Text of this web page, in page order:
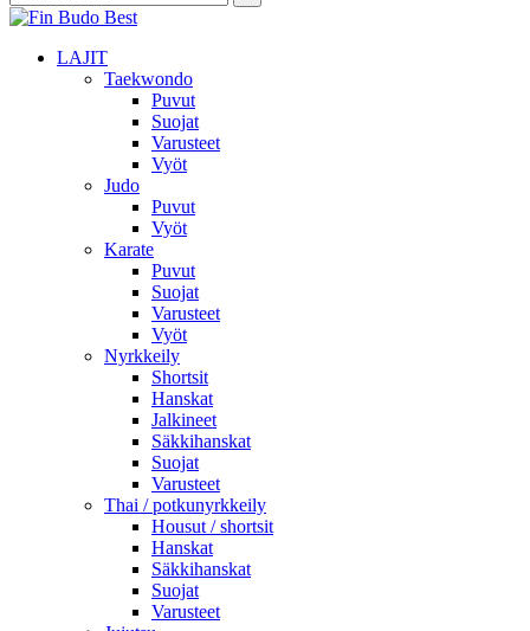
LAJIT
Taekwondo
Puvut
Suojat
Varusteet
Vyöt
Judo
Puvut
Vyöt
Karate
Puvut
Suojat
Varusteet
Vyöt
Nyrkkeily
Shortsit
Hanskat
Jalkineet
Säkkihanskat
Suojat
Varusteet
Thai / potkunyrkkeily
Housut / shortsit
Hanskat
Säkkihanskat
Suojat
Varusteet